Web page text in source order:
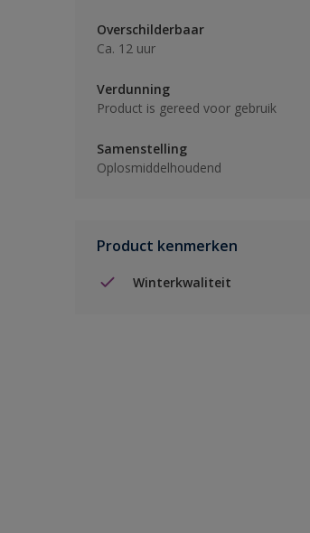
Overschilderbaar
Ca. 12 uur
Verdunning
Product is gereed voor gebruik
Samenstelling
Oplosmiddelhoudend
Product kenmerken
Winterkwaliteit